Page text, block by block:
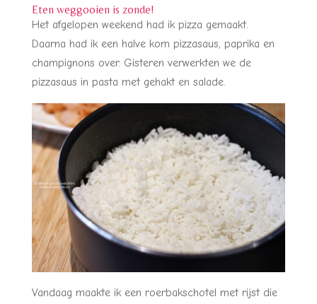
Eten weggooien is zonde!
Het afgelopen weekend had ik pizza gemaakt.
Daarna had ik een halve kom pizzasaus, paprika en
champignons over. Gisteren verwerkten we de
pizzasaus in pasta met gehakt en salade.
Vandaag maakte ik een roerbakschotel met rijst die